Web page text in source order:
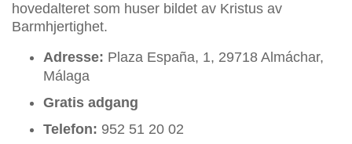
hovedalteret som huser bildet av Kristus av
Barmhjertighet.
Adresse: Plaza España, 1, 29718 Almáchar,
Málaga
Gratis adgang
Telefon: 952 51 20 02